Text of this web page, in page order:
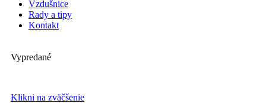
Vzdušnice
Rady a tipy
Kontakt
Vypredané
Klikni na zväčšenie